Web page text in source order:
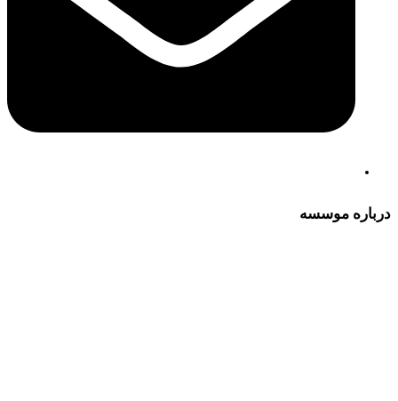
درباره موسسه